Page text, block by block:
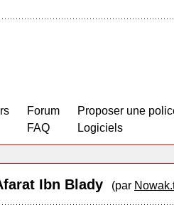
Forum
FAQ
Proposer une
Logiciels
Ibn Blady (par